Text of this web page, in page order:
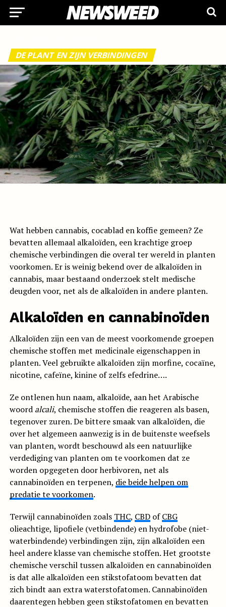
DE PLANT EN ZIJN VERBINDINGEN
Cannabis alkaloïden
Wat hebben cannabis, cocablad en koffie gemeen? Ze
bevatten allemaal alkaloïden, een krachtige groep
chemische verbindingen die overal ter wereld in planten
voorkomen. Er is weinig bekend over de alkaloïden in
cannabis, maar bestaand onderzoek stelt medische
deugden voor, net als de alkaloïden in andere planten.
Alkaloïden en cannabinoïden
Alkaloïden zijn een van de meest voorkomende groepen
chemische stoffen met medicinale eigenschappen in
planten. Veel gebruikte alkaloïden zijn morfine, cocaïne,
nicotine, cafeïne, kinine of zelfs efedrine….
Ze ontlenen hun naam, alkaloïde, aan het Arabische
woord alcali, chemische stoffen die reageren als basen,
tegenover zuren. De bittere smaak van alkaloïden, die
over het algemeen aanwezig is in de buitenste weefsels
van planten, wordt beschouwd als een natuurlijke
verdediging van planten om te voorkomen dat ze
worden opgegeten door herbivoren, net als
cannabinoïden en terpenen, die beide helpen om
predatie te voorkomen.
Terwijl cannabinoïden zoals THC, CBDofCBG
olieachtige, lipofiele (vetbindende) en hydrofobe (niet-
waterbindende) verbindingen zijn, zijn alkaloïden een
heel andere klasse van chemische stoffen. Het grootste
chemische verschil tussen alkaloïden en cannabinoïden
is dat alle alkaloïden een stikstofatoom bevatten dat
zich bindt aan extra waterstofatomen. Cannabinoïden
daarentegen hebben geen stikstofatomen en bevatten